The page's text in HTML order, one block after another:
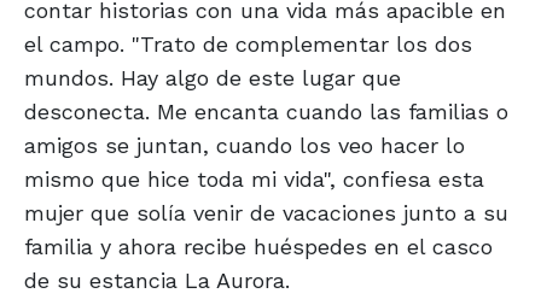
contar historias con una vida más apacible en
el campo. "Trato de complementar los dos
mundos. Hay algo de este lugar que
desconecta. Me encanta cuando las familias o
amigos se juntan, cuando los veo hacer lo
mismo que hice toda mi vida", confiesa esta
mujer que solía venir de vacaciones junto a su
familia y ahora recibe huéspedes en el casco
de su estancia La Aurora.